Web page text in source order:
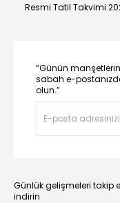
Resmi Tatil Takvimi
“Günün
sabah e-
olun.”
Günlük gelişmeleri takip
indirin